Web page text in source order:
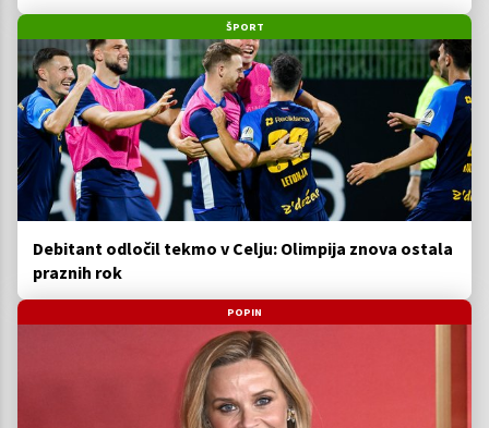
ŠPORT
Debitant odločil tekmo v Celju: Olimpija znova ostala
praznih rok
POPIN